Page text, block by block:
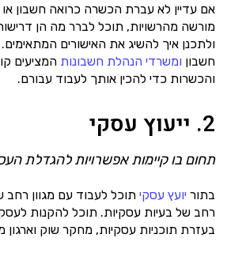
אם עדיין לא עברת הכשרה כרואה חשבון או
מורשה מהרשויות, תוכל לברר מה הן
ולתכנן איך להשיג את האישורים
חשבון ומשרדי הנהלת חשבונות המציעים
והכשרות כדי להכין אותך לעבוד עבורם.
2. ייעוץ עסקי
תחום בו קיימות אפשרויות להגדלת
בתור יועץ עסקי תוכל לעבוד עם מגוון רחב
רחב של בעיות עסקיות. תוכל להקנות
בעזרת תוכניות עסקיות, מחקר שוק וארגון